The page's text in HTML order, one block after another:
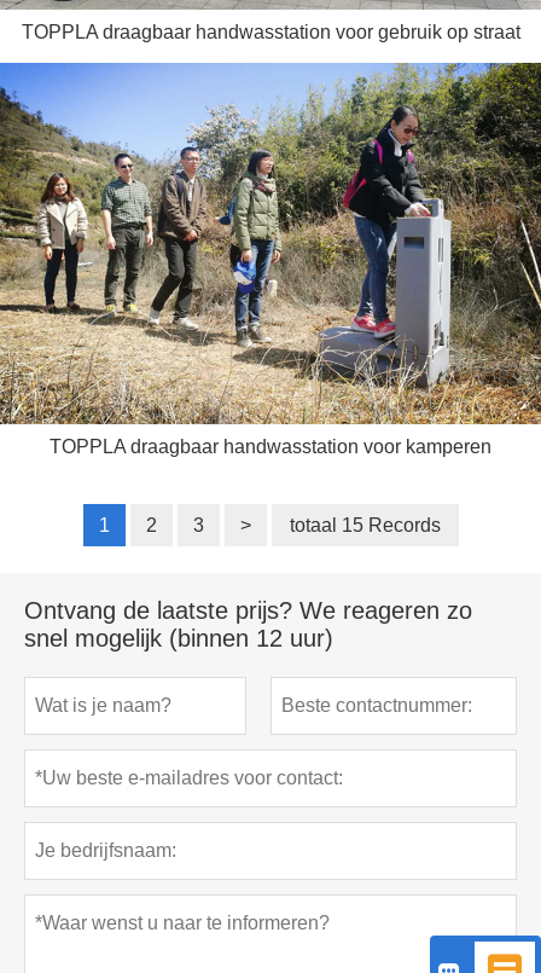
TOPPLA draagbaar handwasstation voor gebruik op straat
TOPPLA draagbaar handwasstation voor kamperen
1 2 3 > totaal 15 Records
Ontvang de laatste prijs? We reageren zo
snel mogelijk (binnen 12 uur)